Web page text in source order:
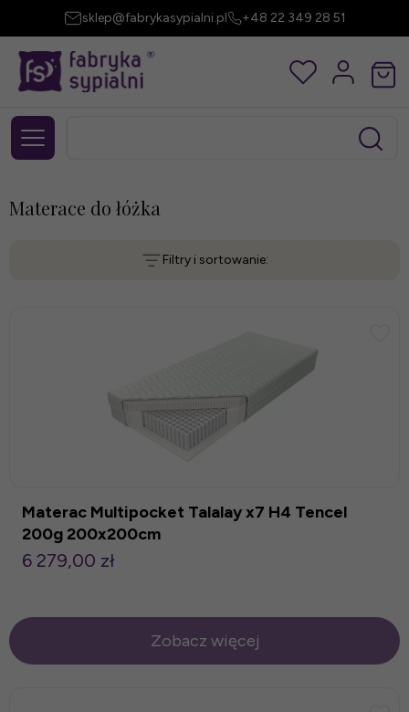
sklep@fabrykasypialni.pl +48 22 349 28 51
Materace do łóżka
Filtry i sortowanie:
Materac Multipocket Talalay x7 H4 Tencel
200g 200x200cm
6 279,00 zł
Zobacz więcej